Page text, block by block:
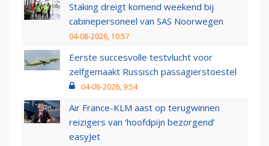
Staking dreigt komend weekend bij
cabinepersoneel van SAS Noorwegen
04-08-2026, 10:57
Eerste succesvolle testvlucht voor
zelfgemaakt Russisch passagierstoestel
04-08-2026, 9:54
Air France-KLM aast op terugwinnen
reizigers van ‘hoofdpijn bezorgend’
easyJet